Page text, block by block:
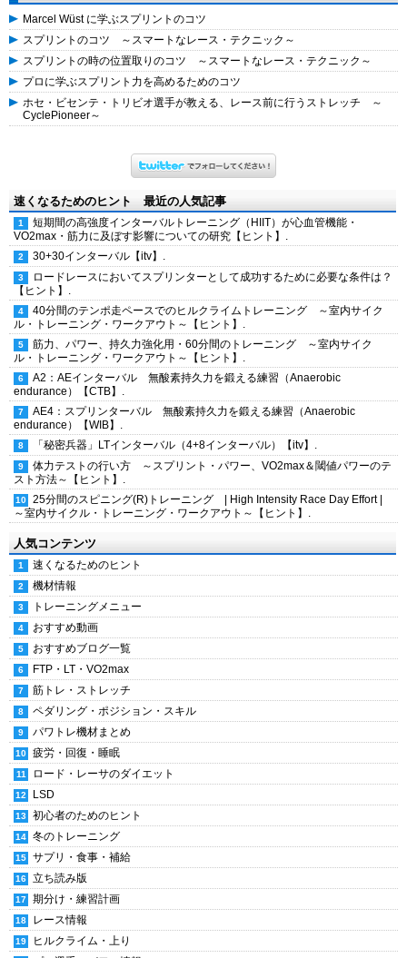
Marcel Wüst に学ぶスプリントのコツ
スプリントのコツ ～スマートなレース・テクニック～
スプリントの時の位置取りのコツ ～スマートなレース・テクニック～
プロに学ぶスプリント力を高めるためのコツ
ホセ・ビセンテ・トリビオ選手が教える、レース前に行うストレッチ ～
CyclePioneer～
速くなるためのヒント 最近の人気記事
短期間の高強度インターバルトレーニング（HIIT）が心血管機能・
VO2max・筋力に及ぼす影響についての研究【ヒント】.
30+30インターバル【itv】.
ロードレースにおいてスプリンターとして成功するために必要な条件は？
【ヒント】.
40分間のテンポ走ペースでのヒルクライムトレーニング ～室内サイク
ル・トレーニング・ワークアウト～【ヒント】.
筋力、パワー、持久力強化用・60分間のトレーニング ～室内サイク
ル・トレーニング・ワークアウト～【ヒント】.
A2：AEインターバル 無酸素持久力を鍛える練習（Anaerobic
endurance）【CTB】.
AE4：スプリンターバル 無酸素持久力を鍛える練習（Anaerobic
endurance）【WIB】.
「秘密兵器」LTインターバル（4+8インターバル）【itv】.
体力テストの行い方 ～スプリント・パワー、VO2max＆閾値パワーのテ
スト方法～【ヒント】.
25分間のスピニング(R)トレーニング | High Intensity Race Day Effort |
～室内サイクル・トレーニング・ワークアウト～【ヒント】.
人気コンテンツ
速くなるためのヒント
機材情報
トレーニングメニュー
おすすめ動画
おすすめブログ一覧
FTP・LT・VO2max
筋トレ・ストレッチ
ペダリング・ポジション・スキル
パワトレ機材まとめ
疲労・回復・睡眠
ロード・レーサのダイエット
LSD
初心者のためのヒント
冬のトレーニング
サプリ・食事・補給
立ち読み版
期分け・練習計画
レース情報
ヒルクライム・上り